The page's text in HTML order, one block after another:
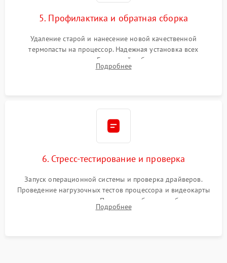
5. Профилактика и обратная сборка
Удаление старой и нанесение новой качественной
термопасты на процессор. Надежная установка всех
комплектующих в слоты. Грамотный кабель-менеджмент для
обеспечения правильной циркуляции воздуха внутри
Подробнее
6. Стресс-тестирование и проверка
Запуск операционной системы и проверка драйверов.
Проведение нагрузочных тестов процессора и видеокарты
для контроля температур. Проверка работоспособности всех
USB-портов, аудиовыходов и сетевого подключения.
Подробнее